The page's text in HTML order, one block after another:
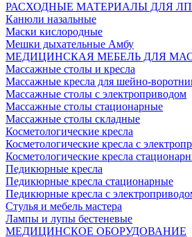
РАСХОДНЫЕ МАТЕРИАЛЫ ДЛЯ
Канюли назальные
Маски кислородные
Мешки дыхательные Амбу
МЕДИЦИНСКАЯ МЕБЕЛЬ ДЛЯ
Массажные столы и кресла
Массажные кресла для шейно-
Массажные столы с электроприводом
Массажные столы стационарные
Массажные столы складные
Косметологические кресла
Косметологические кресла с
Косметологические кресла
Педикюрные кресла
Педикюрные кресла стационарные
Педикюрные кресла с
Стулья и мебель мастера
Лампы и лупы бестеневые
МЕДИЦИНСКОЕ ОБОРУДОВАНИЕ